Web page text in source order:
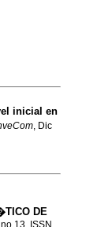
inicial en
, Dic
DE
ISSN